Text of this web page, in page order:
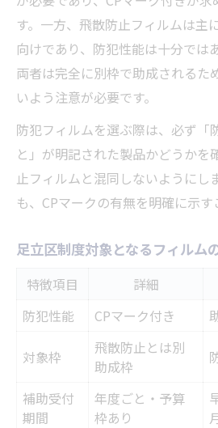
す。一方、飛散防止フィルムは主
向けであり、防犯性能は十分では
両者は完全に別枠で助成されるた
いよう注意が必要です。
防犯フィルムを選ぶ際は、必ず「
と」が明記された製品かどうかを
止フィルムと混同しないようにし
も、CPマークの有無を明確に示す
足立区制度対象となるフィルム
特徴項目 詳細
防犯性能
CPマーク付き
対象枠
飛散防止とは別
助成枠
補助受付
期間
年度ごと・予算
枠あり